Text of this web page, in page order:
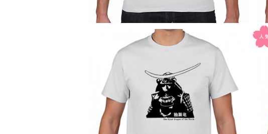
伊達政宗 戦国 江戸 仙台 戦国武将 歴史人物
Tシャツ036
SOLD OUT